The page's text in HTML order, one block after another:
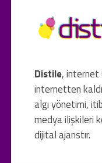
Distile, internet
internetten
algı yönetimi,
medya ilişkileri
dijital ajanstır.